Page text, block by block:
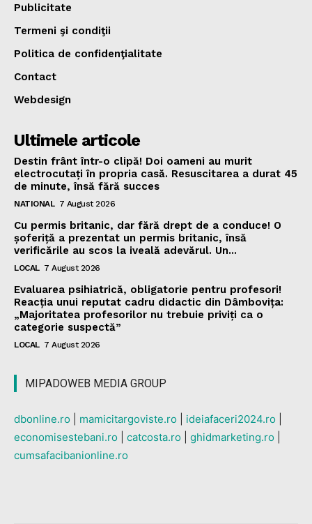
Publicitate
Termeni şi condiţii
Politica de confidenţialitate
Contact
Webdesign
Ultimele articole
Destin frânt într-o clipă! Doi oameni au murit
electrocutați în propria casă. Resuscitarea a durat 45
de minute, însă fără succes
NATIONAL 7 August 2026
Cu permis britanic, dar fără drept de a conduce! O
șoferiță a prezentat un permis britanic, însă
verificările au scos la iveală adevărul. Un...
LOCAL 7 August 2026
Evaluarea psihiatrică, obligatorie pentru profesori!
Reacția unui reputat cadru didactic din Dâmbovița:
„Majoritatea profesorilor nu trebuie priviți ca o
categorie suspectă”
LOCAL 7 August 2026
MIPADOWEB MEDIA GROUP
dbonline.ro mamicitargoviste.ro ideiafaceri2024.ro
economisestebani.ro
catcosta.ro ghidmarketing.ro
cumsafacibanionline.ro